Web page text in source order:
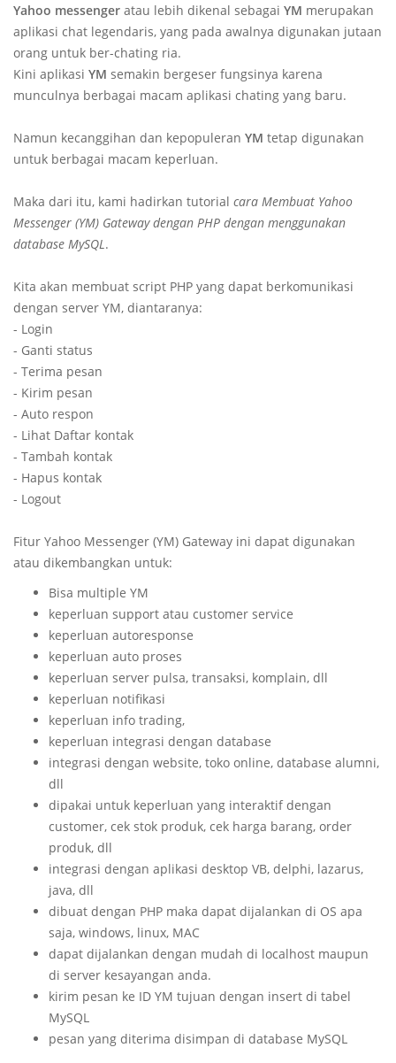
Yahoo messenger atau lebih dikenal sebagai YM merupakan
aplikasi chat legendaris, yang pada awalnya digunakan jutaan
orang untuk ber-chating ria.
Kini aplikasi YM semakin bergeser fungsinya karena
munculnya berbagai macam aplikasi chating yang baru.
Namun kecanggihan dan kepopuleran YM tetap digunakan
untuk berbagai macam keperluan.
Maka dari itu, kami hadirkan tutorial cara Membuat Yahoo
Messenger (YM) Gateway dengan PHP dengan menggunakan
database MySQL.
Kita akan membuat script PHP yang dapat berkomunikasi
dengan server YM, diantaranya:
- Login
- Ganti status
- Terima pesan
- Kirim pesan
- Auto respon
- Lihat Daftar kontak
- Tambah kontak
- Hapus kontak
- Logout
Fitur Yahoo Messenger (YM) Gateway ini dapat digunakan
atau dikembangkan untuk:
Bisa multiple YM
keperluan support atau customer service
keperluan autoresponse
keperluan auto proses
keperluan server pulsa, transaksi, komplain, dll
keperluan notifikasi
keperluan info trading,
keperluan integrasi dengan database
integrasi dengan website, toko online, database alumni,
dll
dipakai untuk keperluan yang interaktif dengan
customer, cek stok produk, cek harga barang, order
produk, dll
integrasi dengan aplikasi desktop VB, delphi, lazarus,
java, dll
dibuat dengan PHP maka dapat dijalankan di OS apa
saja, windows, linux, MAC
dapat dijalankan dengan mudah di localhost maupun
di server kesayangan anda.
kirim pesan ke ID YM tujuan dengan insert di tabel
MySQL
pesan yang diterima disimpan di database MySQL